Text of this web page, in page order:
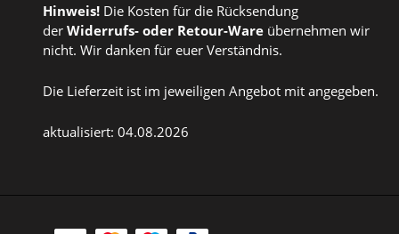
Hinweis! Die Kosten für die Rücksendung
der Widerrufs- oder Retour-Ware übernehmen wir
nicht. Wir danken für euer Verständnis.
Die Lieferzeit ist im jeweiligen Angebot mit angegeben.
aktualisiert: 04.08.2026